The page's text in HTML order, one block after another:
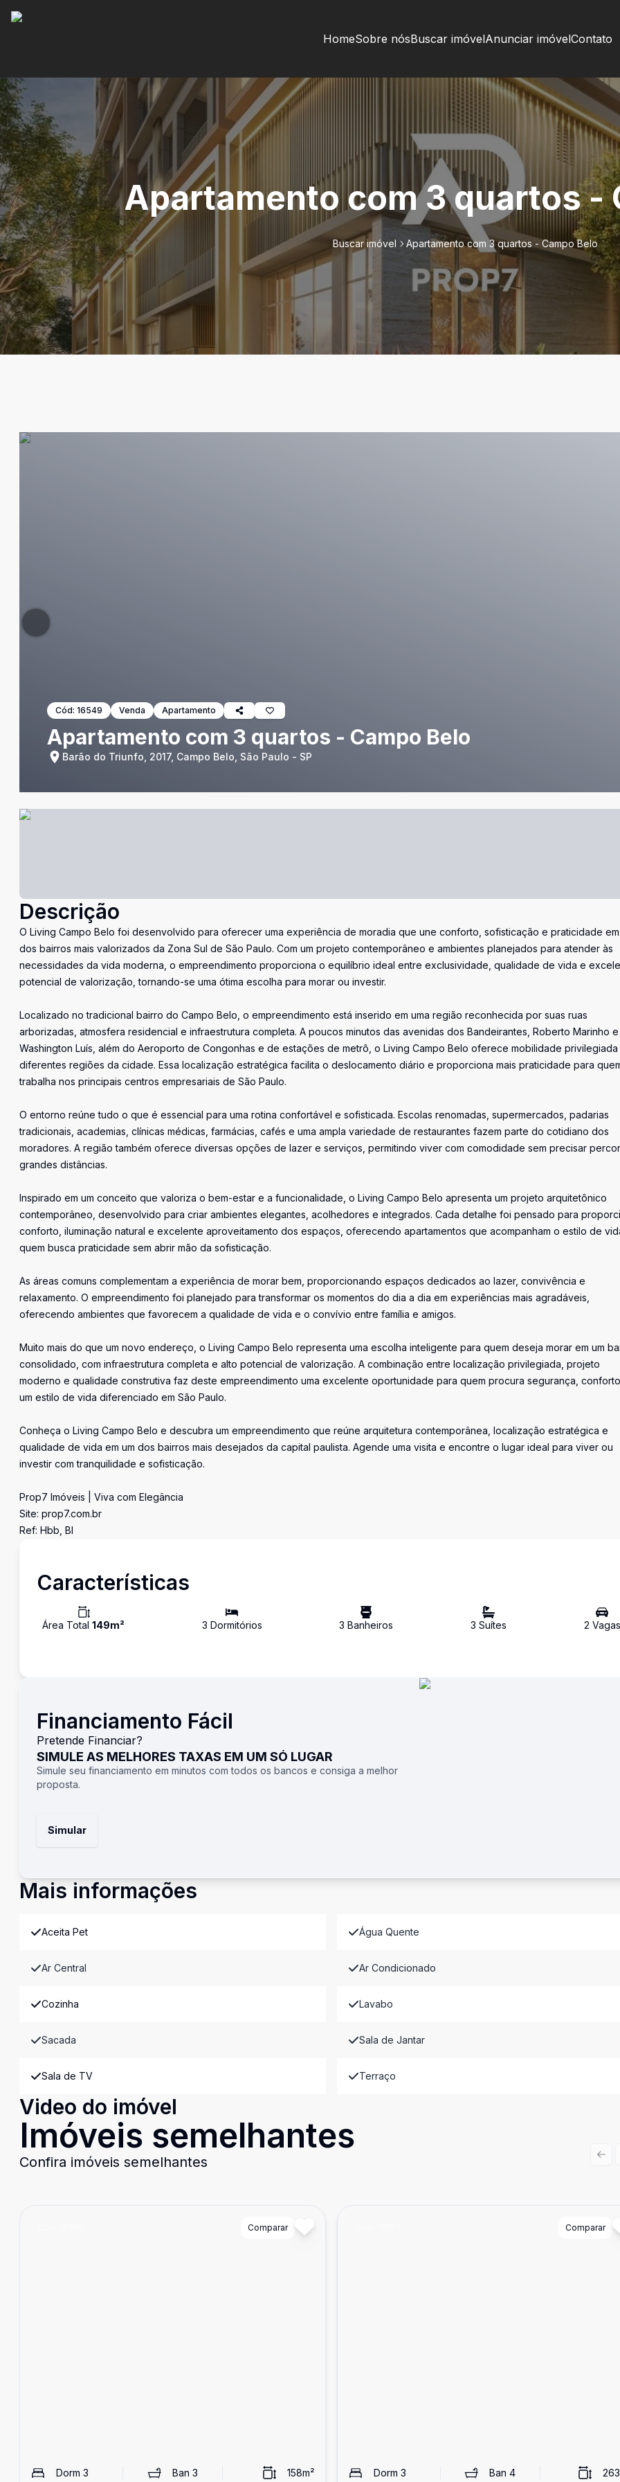
HomeSobre nósBuscar imóvelAnunciar imóvelContato
Apartamento com 3 quartos -
Buscar imóvel Apartamento com 3 quartos - Campo Belo
Cód: 16549 Venda Apartamento
Apartamento com 3 quartos - Campo Belo
Barão do Triunfo, 2017, Campo Belo, São Paulo - SP
Descrição
O Living Campo Belo foi desenvolvido para oferecer uma experiência de moradia que une conforto, sofisticação e praticidade em
dos bairros mais valorizados da Zona Sul de São Paulo. Com um projeto contemporâneo e ambientes planejados para atender às
necessidades da vida moderna, o empreendimento proporciona o equilíbrio ideal entre exclusividade, qualidade de vida e
potencial de valorização, tornando-se uma ótima escolha para morar ou investir.
Localizado no tradicional bairro do Campo Belo, o empreendimento está inserido em uma região reconhecida por suas ruas
arborizadas, atmosfera residencial e infraestrutura completa. A poucos minutos das avenidas dos Bandeirantes, Roberto Marinho e
Washington Luís, além do Aeroporto de Congonhas e de estações de metrô, o Living Campo Belo oferece mobilidade privilegiada
diferentes regiões da cidade. Essa localização estratégica facilita o deslocamento diário e proporciona mais praticidade para
trabalha nos principais centros empresariais de São Paulo.
O entorno reúne tudo o que é essencial para uma rotina confortável e sofisticada. Escolas renomadas, supermercados, padarias
tradicionais, academias, clínicas médicas, farmácias, cafés e uma ampla variedade de restaurantes fazem parte do cotidiano dos
moradores. A região também oferece diversas opções de lazer e serviços, permitindo viver com comodidade sem precisar
grandes distâncias.
Inspirado em um conceito que valoriza o bem-estar e a funcionalidade, o Living Campo Belo apresenta um projeto arquitetônico
contemporâneo, desenvolvido para criar ambientes elegantes, acolhedores e integrados. Cada detalhe foi pensado para
conforto, iluminação natural e excelente aproveitamento dos espaços, oferecendo apartamentos que acompanham o estilo de
quem busca praticidade sem abrir mão da sofisticação.
As áreas comuns complementam a experiência de morar bem, proporcionando espaços dedicados ao lazer, convivência e
relaxamento. O empreendimento foi planejado para transformar os momentos do dia a dia em experiências mais agradáveis,
oferecendo ambientes que favorecem a qualidade de vida e o convívio entre família e amigos.
Muito mais do que um novo endereço, o Living Campo Belo representa uma escolha inteligente para quem deseja morar em um
consolidado, com infraestrutura completa e alto potencial de valorização. A combinação entre localização privilegiada, projeto
moderno e qualidade construtiva faz deste empreendimento uma excelente oportunidade para quem procura segurança,
um estilo de vida diferenciado em São Paulo.
Conheça o Living Campo Belo e descubra um empreendimento que reúne arquitetura contemporânea, localização estratégica e
qualidade de vida em um dos bairros mais desejados da capital paulista. Agende uma visita e encontre o lugar ideal para viver ou
investir com tranquilidade e sofisticação.
Prop7 Imóveis | Viva com Elegância
Site: prop7.com.br
Ref: Hbb, Bl
Características
Área Total 149m² 3 Dormitórios 3 Banheiros 3 Suítes 2 Vagas
Financiamento Fácil
Pretende Financiar?
SIMULE AS MELHORES TAXAS EM UM SÓ LUGAR
Simule seu financiamento em minutos com todos os bancos e consiga a melhor
proposta.
Simular
Mais informações
Aceita Pet Água Quente
Ar Central Ar Condicionado
Cozinha Lavabo
Sacada Sala de Jantar
Sala de TV Terraço
Video do imóvel
Imóveis semelhantes
Confira imóveis semelhantes
Comparar
Dorm 3 Ban3 158m²
Comparar
Dorm 3 Ban4 263